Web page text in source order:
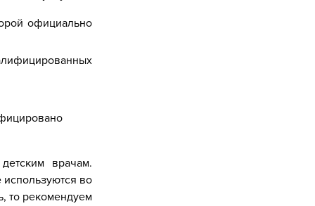
официально
врачам.
во
то рекомендуем